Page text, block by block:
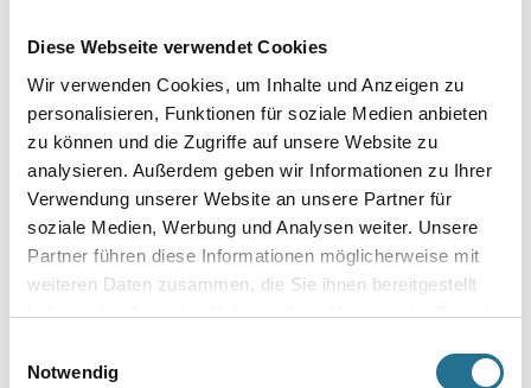
Diese Webseite verwendet Cookies
Wir verwenden Cookies, um Inhalte und Anzeigen zu
personalisieren, Funktionen für soziale Medien anbieten
zu können und die Zugriffe auf unsere Website zu
analysieren. Außerdem geben wir Informationen zu Ihrer
Verwendung unserer Website an unsere Partner für
soziale Medien, Werbung und Analysen weiter. Unsere
Partner führen diese Informationen möglicherweise mit
weiteren Daten zusammen, die Sie ihnen bereitgestellt
haben oder die sie im Rahmen Ihrer Nutzung der Dienste
Notwendig
Gebinde
Umrechnungsfaktoren